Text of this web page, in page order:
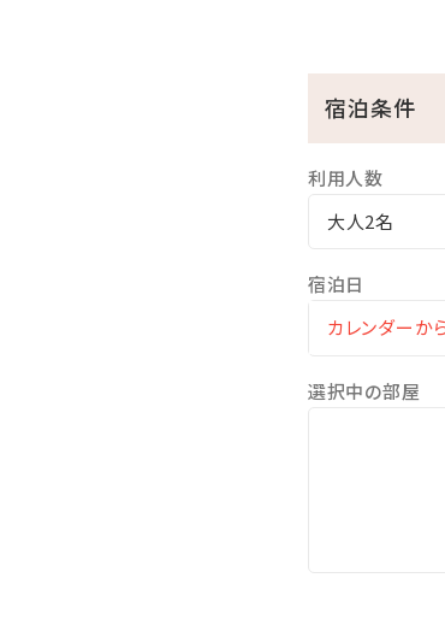
アルコールは
【特典】
◆混雑時は
◆Ｃ/O日のプー
※チェックイン
宿泊条件
利用人数
大人2名
宿泊日
選択中の部屋